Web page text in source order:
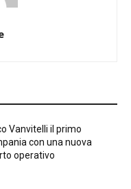
Vanvitelli il primo
con una nuova
operativo